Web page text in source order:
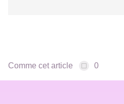
Comme cet article 0